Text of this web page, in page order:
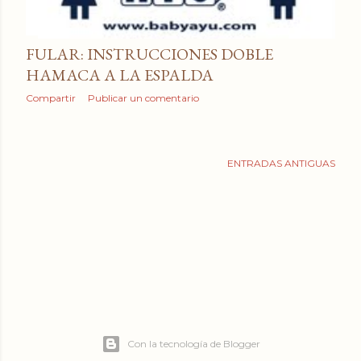
a
s
FULAR: INSTRUCCIONES DOBLE
HAMACA A LA ESPALDA
Compartir Publicar un comentario
ENTRADAS ANTIGUAS
Con la tecnología de Blogger